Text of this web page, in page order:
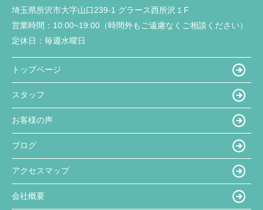
埼玉県所沢市大字山口239-1 グラース西所沢１F
営業時間： 10:00~19:00（時間外もご遠慮なくご相談ください）
定休日： 毎週水曜日
トップページ
スタッフ
お客様の声
ブログ
アクセスマップ
会社概要